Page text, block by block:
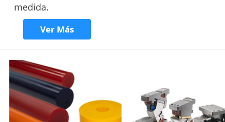
medida.
Ver Más